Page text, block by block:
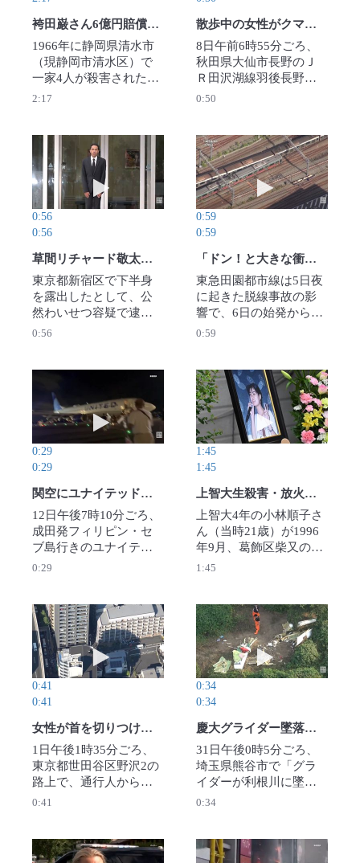
22年には44億円以上を
得ていたという。2026袴田巌さん6億円賠償求めて提訴 警察・検察・裁判所に「冤罪責任」
1966年に静岡県清水市
（現静岡市清水区）で
一家4人が殺害された事
件で、再審無罪が確定
り約6億円の損害賠償を
求める訴訟を静岡地裁
に起こした。逮捕・起
訴した警察・検察に加
えて、死刑判決を出し
て一度は確定させた裁
判所の責任も問う。
（支援者提供）2025年
2:17
散歩中の女性がクマに背後から襲われる 秋田県大仙市
8日午前6時55分ごろ、
秋田県大仙市長野のＪ
Ｒ田沢湖線羽後長野駅
付近の市道で散歩中の
近に切り傷を負った。
襲う瞬間が現場付近の
防犯カメラに映されて
いた。（提供映像）
2025年10月9日公開
0:50
動画を再生 草間リチャード敬太さん釈放 涙声
0:56
0:56
草間リチャード敬太さん釈放 涙声で謝罪 公然わいせつ容疑で逮捕
東京都新宿区で下半身
を露出したとして、公
然わいせつ容疑で逮
捕、送検された５人組
バーの草間リチャード
敬太さん（29）が6日、
留置先の警視庁三田署
から釈放された。【撮
影・松本ゆう雅、幾島
健太郎】2025年10月6日
公開
0:56
動画を再生 「ド
0:59
0:59
「ドン！と大きな衝撃」「怖かった」 東急田園都市線で衝突、脱線
東急田園都市線は5日夜
に起きた脱線事故の影
響で、6日の始発から渋
谷―鷺沼間の上下線で
5分ごろ、川崎市高津区
の田園都市線梶が谷駅
構内で発生。中央林間
発渋谷行きの上り列車
（10両編成）が、停車
中の回送列車（10両編
成）に衝突した。東急
電鉄によると、回送列
たが、けが人はいなか
った。【撮影・本社ヘ
リから】2025年10月6日
公開
0:59
動画を再生 関空にユナイテッド機が緊急着陸
0:29
0:29
関空にユナイテッド機が緊急着陸 141人が緊急脱出
12日午後7時10分ごろ、
成田発フィリピン・セ
ブ島行きのユナイテッ
ド航空32便（ボーイン
客・乗員141人は着陸
後、全員がシューター
で脱出した。消防によ
ると、80代と50代の女
性計2人がけがをして病
院に搬送された（12日
午後11時現在）。いず
れも打撲程度の軽傷と
2025年9月12日公開
0:29
動画を再生 上智
1:45
1:45
上智大生殺害・放火事件から29年 現場で献花の父「１万日」の思い語る
上智大4年の小林順子さ
ん（当時21歳）が1996
年9月、葛飾区柴又の自
宅で殺害された事件は9
件現場の自宅跡地で献
花式が開かれ、父賢二
さん（79）は「何とし
ても娘の無念を晴らし
たい」と事件の解決を
願った。【撮影・松本
惇】2025年9月9日公開
1:45
動画を再生 女性が首を切りつけられ死亡 東京
0:41
0:41
女性が首を切りつけられ死亡 東京・世田谷の路上 男性逃走
1日午後1時35分ごろ、
東京都世田谷区野沢2の
路上で、通行人から
「女性が血まみれで倒
女性（40）が首を切り
0:41
動画を再生 慶大
0:34
0:34
慶大グライダー墜落、死亡 競技会場付近 20代くらいの女性 埼玉・利根川
31日午後0時5分ごろ、
埼玉県熊谷市で「グラ
イダーが利根川に墜落
した」と目撃者から119
の利根川の中州で大破
0:34